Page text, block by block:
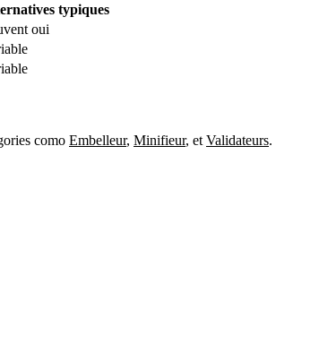
typiques
oui
como Embelleur, Minifieur, et Validateurs.